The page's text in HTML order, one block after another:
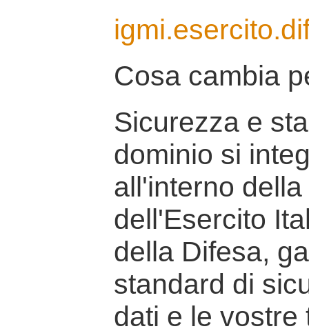
Cosa cambia
Sicurezza e
dominio si
all'interno
dell'Esercito
della Difesa,
standard di
dati e le vostre